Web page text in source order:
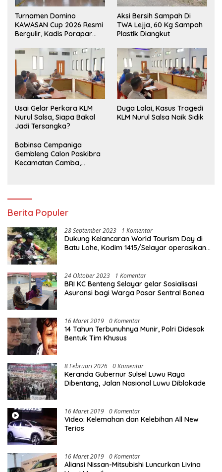
Turnamen Domino
KAWASAN Cup 2026 Resmi
Bergulir, Kadis Porapar
Sportivitas dan Silaturahmi
Aksi Bersih Sampah Di
TWA Lejja, 60 Kg Sampah
Plastik Diangkut
‎Usai Gelar Perkara KLM
Nurul Salsa, Siapa Bakal
Jadi Tersangka?
Duga Lalai, Kasus Tragedi
KLM Nurul Salsa Naik Sidik
Babinsa Cempaniga
Gembleng Calon Paskibra
Kecamatan Camba,
Berita Populer
28 September 2023 1 Komentar
Dukung Kelancaran World Tourism Day di
Batu Lohe, Kodim 1415/Selayar operasikan
24 Oktober 2023 1 Komentar
BRI KC Benteng Selayar gelar Sosialisasi
Asuransi bagi Warga Pasar Sentral Bonea
16 Maret 2019 0 Komentar
14 Tahun Terbunuhnya Munir, Polri Didesak
Bentuk Tim Khusus
8 Februari 2026 0 Komentar
Keranda Gubernur Sulsel Luwu Raya
Dibentang, Jalan Nasional Luwu Diblokade
16 Maret 2019 0 Komentar
Video: Kelemahan dan Kelebihan All New
Terios
16 Maret 2019 0 Komentar
Aliansi Nissan-Mitsubishi Luncurkan Livina